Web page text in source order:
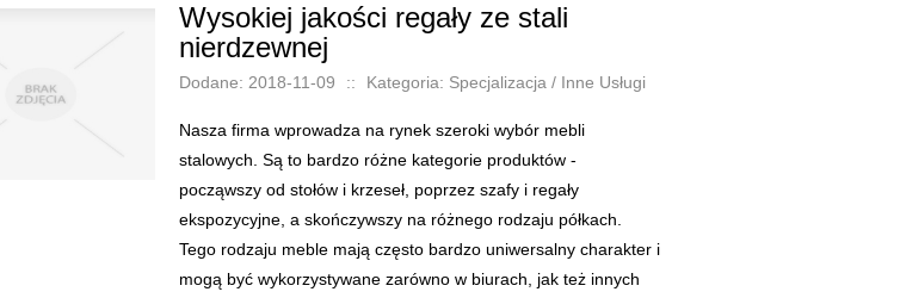
Wysokiej jakości regały ze stali
nierdzewnej
Dodane: 2018-11-09 :: Kategoria: Specjalizacja / Inne Usługi
Nasza firma wprowadza na rynek szeroki wybór mebli
stalowych. Są to bardzo różne kategorie produktów -
począwszy od stołów i krzeseł, poprzez szafy i regały
ekspozycyjne, a skończywszy na różnego rodzaju półkach.
Tego rodzaju meble mają często bardzo uniwersalny charakter i
mogą być wykorzystywane zarówno w biurach, jak też innych